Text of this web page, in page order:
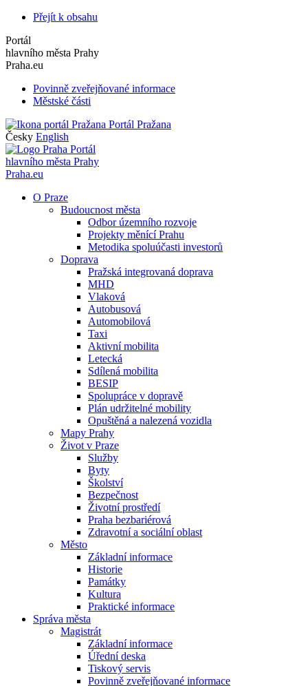
Přejít k obsahu
Portál
hlavního města Prahy
Praha.eu
Povinně zveřejňované informace
Městské části
Portál Pražana
Česky English
Portál
hlavního města Prahy
Praha.eu
O Praze
Budoucnost města
Odbor územního rozvoje
Projekty měnící Prahu
Metodika spoluúčasti investorů
Doprava
Pražská integrovaná doprava
MHD
Vlaková
Autobusová
Automobilová
Taxi
Aktivní mobilita
Letecká
Sdílená mobilita
BESIP
Spolupráce v dopravě
Plán udržitelné mobility
Opuštěná a nalezená vozidla
Mapy Prahy
Život v Praze
Služby
Byty
Školství
Bezpečnost
Životní prostředí
Praha bezbariérová
Zdravotní a sociální oblast
Město
Základní informace
Historie
Památky
Kultura
Praktické informace
Správa města
Magistrát
Základní informace
Úřední deska
Tiskový servis
Povinně zveřejňované informace